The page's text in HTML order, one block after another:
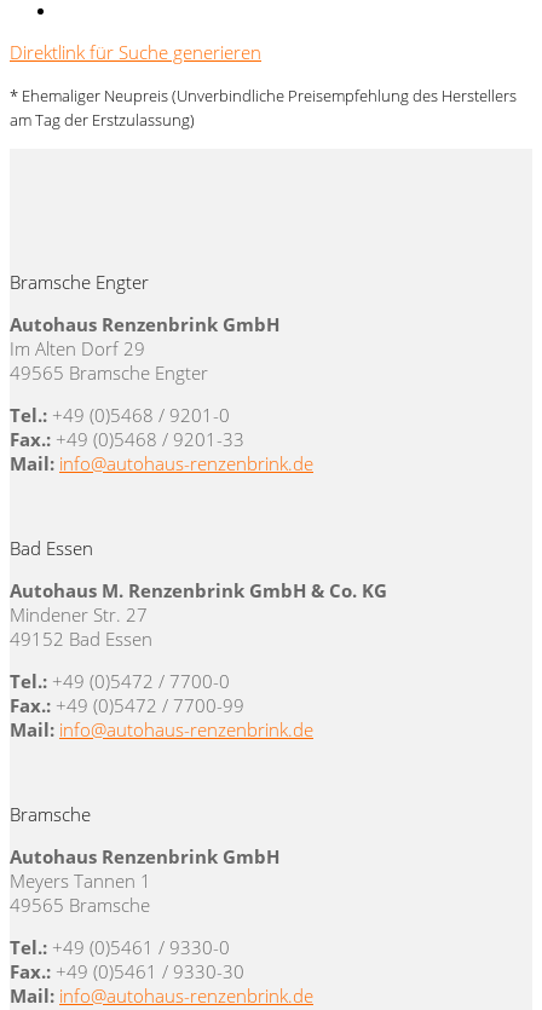
Direktlink für Suche generieren
* Ehemaliger Neupreis (Unverbindliche Preisempfehlung des Herstellers
am Tag der Erstzulassung)
Bramsche Engter
Autohaus Renzenbrink GmbH
Im Alten Dorf 29
49565 Bramsche Engter
Tel.: +49 (0)5468 / 9201-0
Fax.: +49 (0)5468 / 9201-33
Mail: info@autohaus-renzenbrink.de
Bad Essen
Autohaus M. Renzenbrink GmbH & Co. KG
Mindener Str. 27
49152 Bad Essen
Tel.: +49 (0)5472 / 7700-0
Fax.: +49 (0)5472 / 7700-99
Mail: info@autohaus-renzenbrink.de
Bramsche
Autohaus Renzenbrink GmbH
Meyers Tannen 1
49565 Bramsche
Tel.: +49 (0)5461 / 9330-0
Fax.: +49 (0)5461 / 9330-30
Mail: info@autohaus-renzenbrink.de